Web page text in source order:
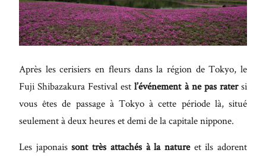
Après les cerisiers en fleurs dans la région de Tokyo, le
Fuji Shibazakura Festival estl’événement à ne pas ratersi
vous êtes de passage à Tokyo à cette période là, situé
seulement à deux heures et demi de la capitale nippone.
Les japonaissont très attachés à la natureet ils adorent
Maecenas
faucibus
mollis
Etiam
porta sem
malesuada
mollis